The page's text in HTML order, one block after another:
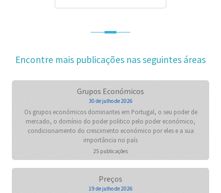
Encontre mais publicações nas seguintes áreas
Grupos Económicos
30 de julho de 2026
Os grupos económicos dominantes em Portugal, o seu poder de
mercado, o domínio do poder politico pelo poder económico,
condicionamento do crescimento económico por eles e a sua
importância no país
25 publicações
Preços
19 de julho de 2026